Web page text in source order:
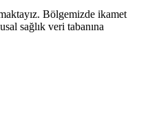
Bölgemizde ikamet
sağlık veri tabanına